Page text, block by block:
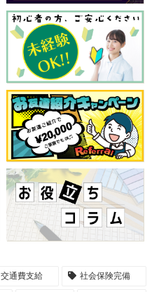
交通費支給 社会保険完備